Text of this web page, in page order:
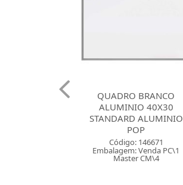
QUADRO BRANCO
ALUMINIO 40X30
STANDARD ALUMINIO
POP
Código: 146671
Embalagem: Venda PC\1
Master CM\4